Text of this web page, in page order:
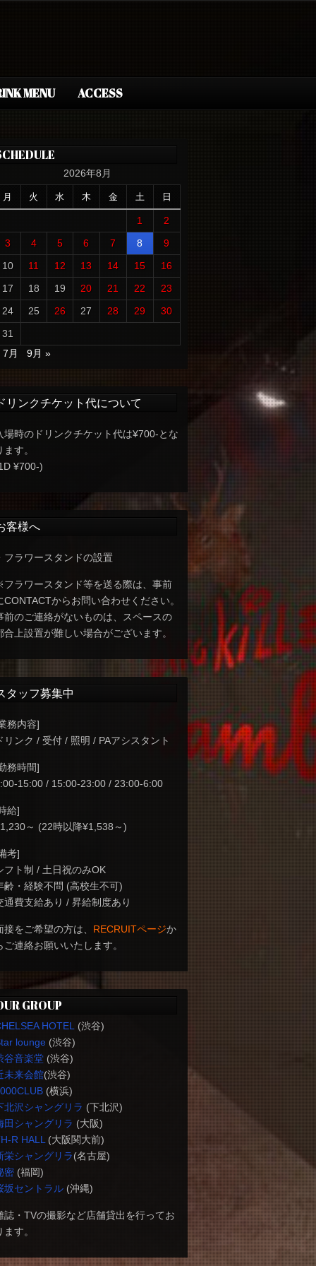
MENU ACCESS
2026年8月
月 火 水 木 金 土 日
1
2
3
4 5 6 7 8
9
10
11 12 13 14 15
16
17
18 19 20 21 22
23
24
25 26 27 28 29
30
31
7月
9月 »
リンクチケット代について
場時のドリンクチケット代は¥700-とな
ます。
¥700-)
客様へ
フラワースタンドの設置
ラワースタンド等を送る際は、事前
CONTACTからお問い合わせください。
前のご連絡がないものは、スペースの
合上設置が難しい場合がございます。
タッフ募集中
務内容]
リンク / 受付 / 照明 / PAアシスタント
務時間]
15:00 / 15:00-23:00 / 23:00-6:00
給]
～ (22時以降¥1,538～)
考]
フト制 / 土日祝のみOK
齢・経験不問 (高校生不可)
通費支給あり / 昇給制度あり
接をご希望の方は、 RECRUITページか
ご連絡お願いいたします。
GROUP
HOTEL
(渋谷)
lounge(渋谷)
谷音楽堂(渋谷)
未来会館(渋谷)
(横浜)
北沢シャングリラ (下北沢)
田シャングリラ (大阪)
R HALL (大阪関大前)
栄シャングリラ(名古屋)
密(福岡)
坂セントラル(沖縄)
誌・TVの撮影など店舗貸出を行ってお
ます。